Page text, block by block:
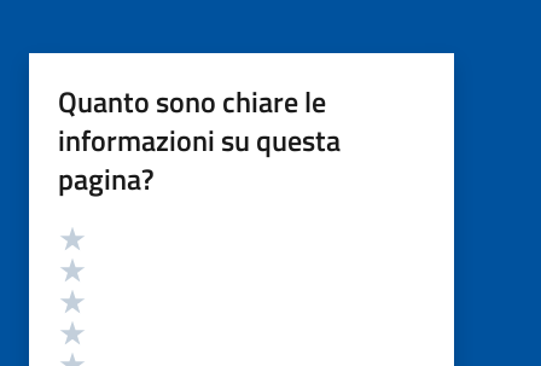
Quanto sono chiare le
informazioni su questa
pagina?
Valutazione